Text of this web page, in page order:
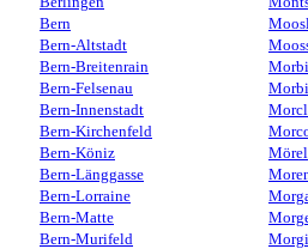
Bern
Bern-Altstadt
Bern-Breitenrain
Bern-Felsenau
Bern-Innenstadt
Bern-Kirchenfeld
Bern-Köniz
Bern-Länggasse
Bern-Lorraine
Bern-Matte
Bern-Murifeld
Mörel